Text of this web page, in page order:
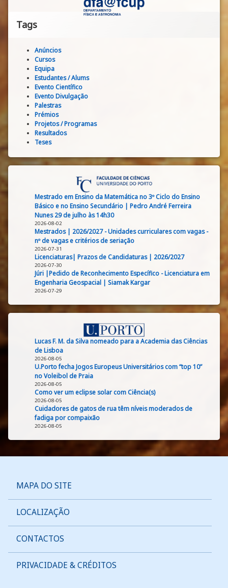
Tags
Anúncios
Cursos
Equipa
Estudantes / Alums
Evento Científico
Evento Divulgação
Palestras
Prémios
Projetos / Programas
Resultados
Teses
Mestrado em Ensino da Matemática no 3º Ciclo do Ensino
Básico e no Ensino Secundário | Pedro André Ferreira
Nunes 29 de julho às 14h30
2026-08-02
Mestrados | 2026/2027 - Unidades curriculares com vagas -
nº de vagas e critérios de seriação
2026-07-31
Licenciaturas| Prazos de Candidaturas | 2026/2027
2026-07-30
Júri |Pedido de Reconhecimento Específico - Licenciatura em
Engenharia Geospacial | Siamak Kargar
2026-07-29
Lucas F. M. da Silva nomeado para a Academia das Ciências
de Lisboa
2026-08-05
U.Porto fecha Jogos Europeus Universitários com “top 10”
no Voleibol de Praia
2026-08-05
Como ver um eclipse solar com Ciência(s)
2026-08-05
Cuidadores de gatos de rua têm níveis moderados de
fadiga por compaixão
2026-08-05
MAPA DO SITE
LOCALIZAÇÃO
CONTACTOS
PRIVACIDADE & CRÉDITOS